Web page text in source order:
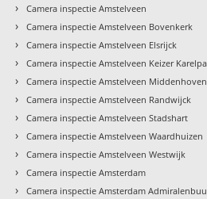
› Camera inspectie Amstelveen
› Camera inspectie Amstelveen Bovenkerk
› Camera inspectie Amstelveen Elsrijck
› Camera inspectie Amstelveen Keizer
› Camera inspectie Amstelveen Middenhoven
› Camera inspectie Amstelveen Randwijck
› Camera inspectie Amstelveen Stadshart
› Camera inspectie Amstelveen Waardhuizen
› Camera inspectie Amstelveen Westwijk
› Camera inspectie Amsterdam
› Camera inspectie Amsterdam